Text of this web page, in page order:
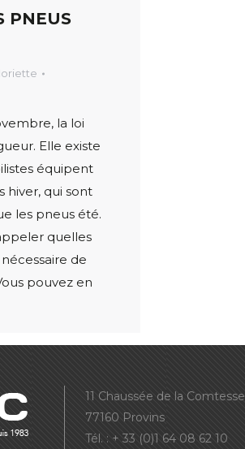
PNEUS
la loi
Elle existe
équipent
hiver, qui sont
les pneus été.
quelles
de
pouvez en
11 Chaussée de la Comtesse
77160 Provins
Tél. : + 33 (0)1 64 08 62 10